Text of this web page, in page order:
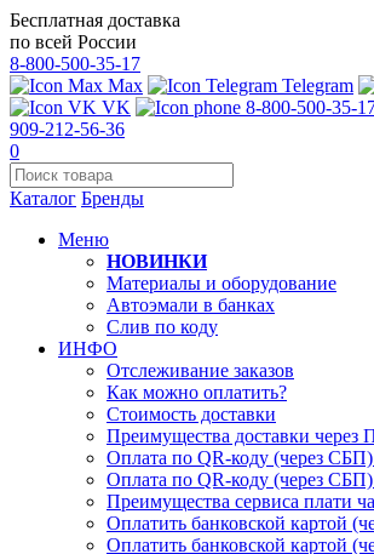
Бесплатная доставка
по всей России
8-800-500-35-17
Max
Telegram
VK
8-800-500-35-
909-212-56-36
0
Каталог Бренды
Меню
НОВИНКИ
Материалы и оборудование
Автоэмали в банках
Слив по коду
ИНФО
Отслеживание заказов
Как можно оплатить?
Стоимость доставки
Преимущества доставки через
Оплата по QR-коду (через
Оплата по QR-коду (через
Преимущества сервиса плати
Оплатить банковской картой
Оплатить банковской картой